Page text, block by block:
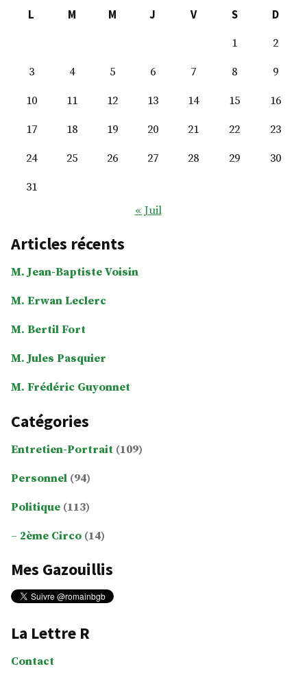
L
M M J V S
D
1
2
3
4 5 6 7 8
9
10
11 12 13 14 15
16
17
18 19 20 21 22
23
24
25 26 27 28 29
30
31
« Juil
Articles récents
M. Jean-Baptiste Voisin
M. Erwan Leclerc
M. Bertil Fort
M. Jules Pasquier
M. Frédéric Guyonnet
Catégories
Entretien-Portrait (109)
Personnel (94)
Politique (113)
2ème Circo (14)
Mes Gazouillis
La Lettre R
Contact